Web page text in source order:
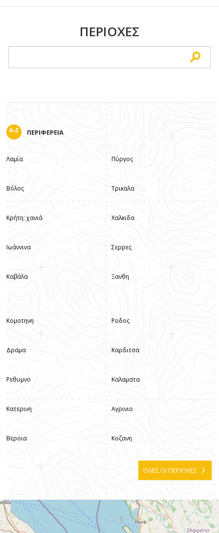
ΠΕΡΙΟΧΕΣ
ΠΕΡΙΦΕΡΕΙΑ
Λαμία
Βόλος
Κρήτη: χανιά
Ιωάννινα
Καβάλα
Πύργος
Τρικαλα
Χαλκιδα
Σερρες
Ξανθη
Κομοτηνη
Δραμα
Ρεθυμνο
Κατερινη
Βεροια
Ροδος
Καρδιτσα
Καλαματα
Αγρινιο
Κοζανη
ΌΛΕΣ ΟΙ ΠΕΡΙΟΧΕΣ